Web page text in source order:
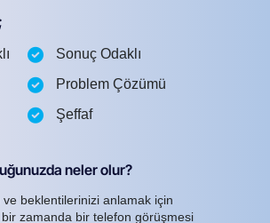
Sonuç Odaklı
Problem Çözümü
Şeffaf
neler olur?
ve beklentilerinizi anlamak için
zamanda bir telefon görüşmesi